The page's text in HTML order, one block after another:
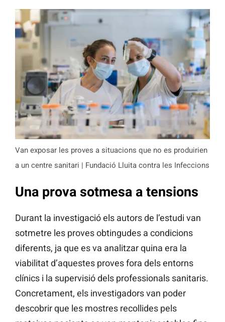
Van exposar les proves a situacions que no es produirien
a un centre sanitari | Fundació Lluita contra les Infeccions
Una prova sotmesa a tensions
Durant la investigació els autors de l’estudi van
sotmetre les proves obtingudes a condicions
diferents, ja que es va analitzar quina era la
viabilitat d’aquestes proves fora dels entorns
clínics i la supervisió dels professionals sanitaris.
Concretament, els investigadors van poder
descobrir que les mostres recollides pels